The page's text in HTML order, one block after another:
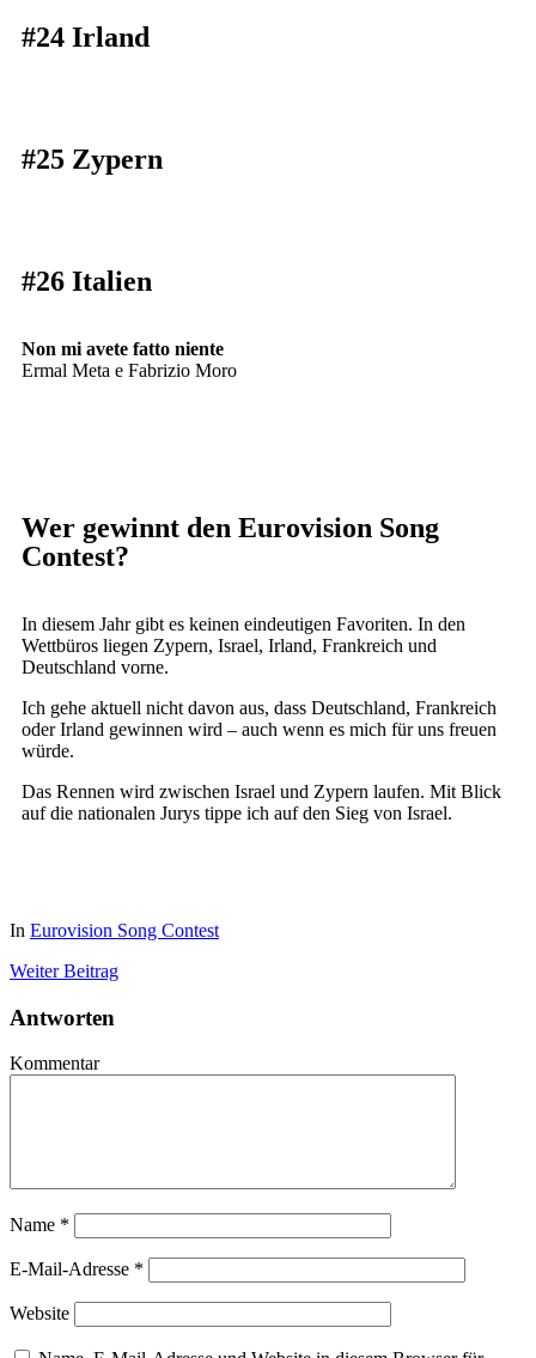
#24 Irland
#25 Zypern
#26 Italien
Non mi avete fatto niente
Ermal Meta e Fabrizio Moro
Wer gewinnt den Eurovision Song
Contest?
In diesem Jahr gibt es keinen eindeutigen Favoriten. In den
Wettbüros liegen Zypern, Israel, Irland, Frankreich und
Deutschland vorne.
Ich gehe aktuell nicht davon aus, dass Deutschland, Frankreich
oder Irland gewinnen wird – auch wenn es mich für uns freuen
würde.
Das Rennen wird zwischen Israel und Zypern laufen. Mit Blick
auf die nationalen Jurys tippe ich auf den Sieg von Israel.
In Eurovision Song Contest
WeiterBeitrag
Antworten
Kommentar
Name *
E-Mail-Adresse *
Website